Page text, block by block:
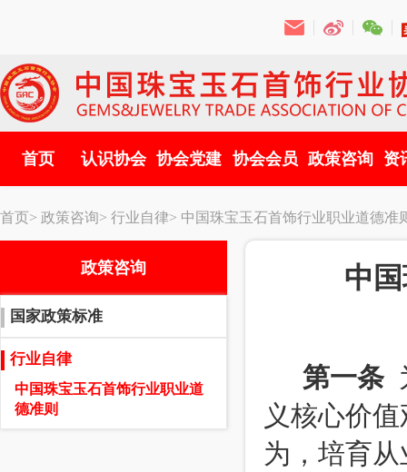
首页 认识协会 协会党建 协会会员 政策咨询 资
首页> 政策咨询> 行业自律> 中国珠宝玉石首饰行业职业道德准
政策咨询
国家政策标准
行业自律
中国珠宝玉石首饰行业职业道
德准则
中
第一条
义核心价
为，培育